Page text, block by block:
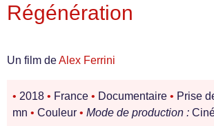
Régénération
Un film deAlex Ferrini
• 2018 • France • Documentaire • Prise
mn • Couleur • Mode de production :